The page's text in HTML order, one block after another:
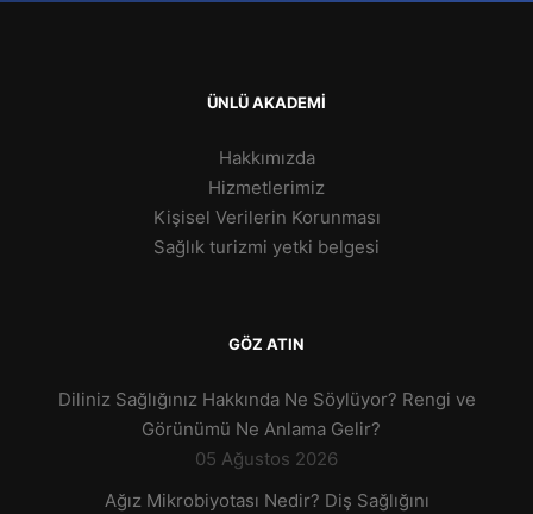
ÜNLÜ AKADEMİ
Hakkımızda
Hizmetlerimiz
Kişisel Verilerin Korunması
Sağlık turizmi yetki belgesi
GÖZ ATIN
Diliniz Sağlığınız Hakkında Ne Söylüyor? Rengi ve
Görünümü Ne Anlama Gelir?
05 Ağustos 2026
Ağız Mikrobiyotası Nedir? Diş Sağlığını